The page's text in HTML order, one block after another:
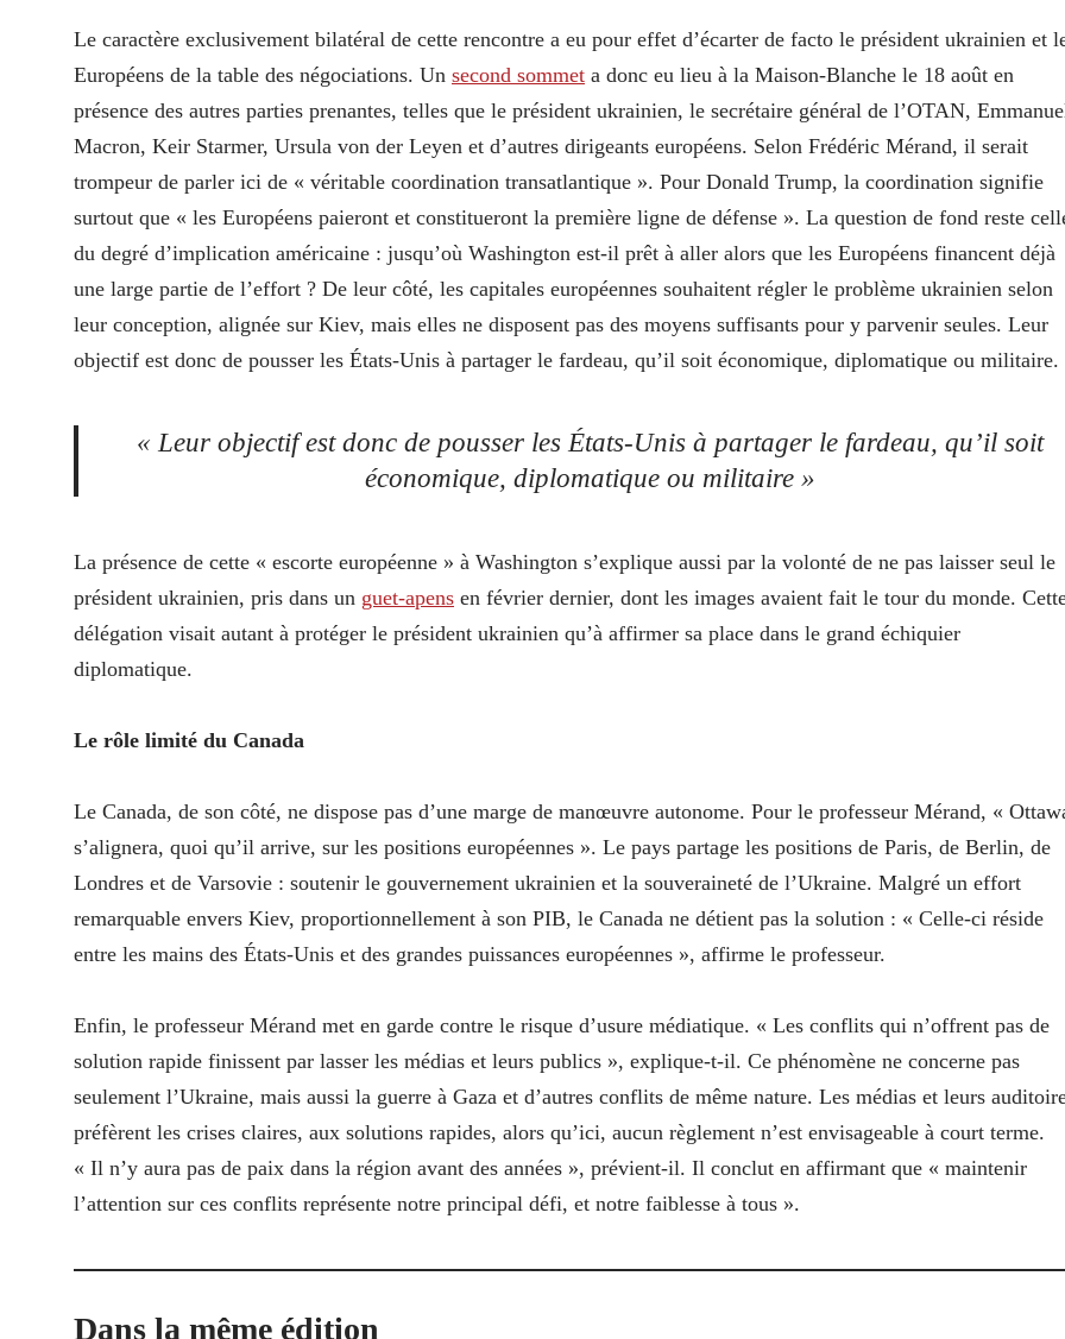
Le caractère exclusivement bilatéral de cette rencontre a eu pour effet d’écarter de facto le président ukrainien et
Européens de la table des négociations. Un second sommet a donc eu lieu à la Maison-Blanche le 18 août en
présence des autres parties prenantes, telles que le président ukrainien, le secrétaire général de l’OTAN,
Macron, Keir Starmer, Ursula von der Leyen et d’autres dirigeants européens. Selon Frédéric Mérand, il serait
trompeur de parler ici de « véritable coordination transatlantique ». Pour Donald Trump, la coordination signifie
surtout que « les Européens paieront et constitueront la première ligne de défense ». La question de fond reste
du degré d’implication américaine : jusqu’où Washington est-il prêt à aller alors que les Européens financent déjà
une large partie de l’effort ? De leur côté, les capitales européennes souhaitent régler le problème ukrainien selon
leur conception, alignée sur Kiev, mais elles ne disposent pas des moyens suffisants pour y parvenir seules. Leur
objectif est donc de pousser les États-Unis à partager le fardeau, qu’il soit économique, diplomatique ou militaire.
« Leur objectif est donc de pousser les États-Unis à partager le fardeau, qu’il soit
économique, diplomatique ou militaire »
La présence de cette « escorte européenne » à Washington s’explique aussi par la volonté de ne pas laisser seul le
président ukrainien, pris dans un guet-apens en février dernier, dont les images avaient fait le tour du monde.
délégation visait autant à protéger le président ukrainien qu’à affirmer sa place dans le grand échiquier
diplomatique.
Le rôle limité du Canada
Le Canada, de son côté, ne dispose pas d’une marge de manœuvre autonome. Pour le professeur Mérand, «
s’alignera, quoi qu’il arrive, sur les positions européennes ». Le pays partage les positions de Paris, de Berlin, de
Londres et de Varsovie : soutenir le gouvernement ukrainien et la souveraineté de l’Ukraine. Malgré un effort
remarquable envers Kiev, proportionnellement à son PIB, le Canada ne détient pas la solution : « Celle-ci réside
entre les mains des États-Unis et des grandes puissances européennes », affirme le professeur.
Enfin, le professeur Mérand met en garde contre le risque d’usure médiatique. « Les conflits qui n’offrent pas de
solution rapide finissent par lasser les médias et leurs publics », explique-t-il. Ce phénomène ne concerne pas
seulement l’Ukraine, mais aussi la guerre à Gaza et d’autres conflits de même nature. Les médias et leurs
préfèrent les crises claires, aux solutions rapides, alors qu’ici, aucun règlement n’est envisageable à court terme.
« Il n’y aura pas de paix dans la région avant des années », prévient-il. Il conclut en affirmant que « maintenir
l’attention sur ces conflits représente notre principal défi, et notre faiblesse à tous ».
Dans la même édition